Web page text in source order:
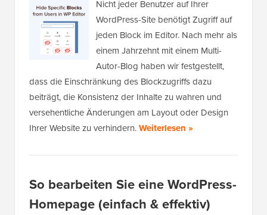
Nicht jeder Benutzer auf Ihrer
WordPress-Site benötigt Zugriff auf
jeden Block im Editor. Nach mehr als
einem Jahrzehnt mit einem Multi-
Autor-Blog haben wir festgestellt,
dass die Einschränkung des Blockzugriffs dazu
beiträgt, die Konsistenz der Inhalte zu wahren und
versehentliche Änderungen am Layout oder Design
Ihrer Website zu verhindern.Weiterlesen »
So bearbeiten Sie eine WordPress-
Homepage (einfach & effektiv)